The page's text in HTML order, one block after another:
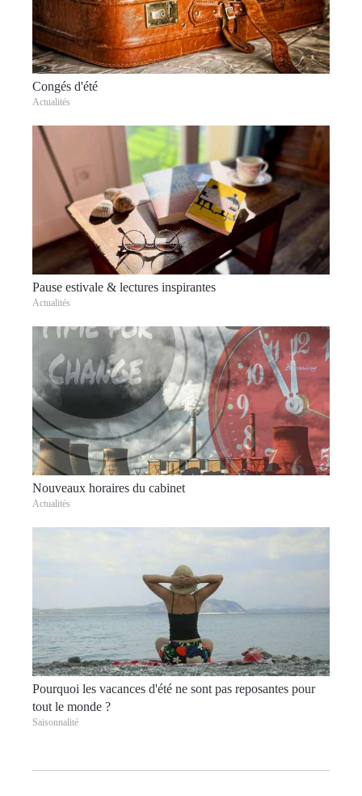
Congés d'été
Actualités
Pause estivale & lectures inspirantes
Actualités
Nouveaux horaires du cabinet
Actualités
Pourquoi les vacances d'été ne sont pas reposantes pour
tout le monde ?
Saisonnalité